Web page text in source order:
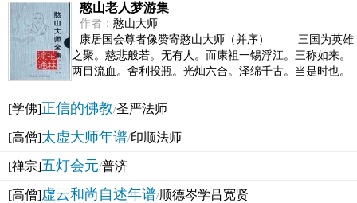
憨山老人梦游集
作者： 憨山大师
康居国会尊者像赞寄憨山大师（并序） 三国为英雄
之聚。慈悲般若。无有人。而康祖一锡浮江。三称如来。
两目流血。舍利投瓶。光灿六合。泽绵千古。当是时也。
[学佛]正信的佛教/圣严法师
[高僧]太虚大师年谱/印顺法师
[禅宗]五灯会元/普济
[高僧]虚云和尚自述年谱/顺德岑学吕宽贤